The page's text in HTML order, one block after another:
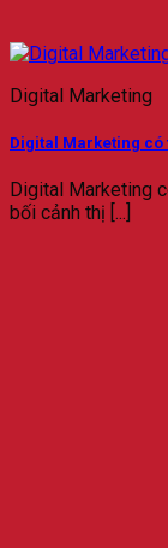
Digital Marketing
Digital Marketing có
Digital Marketing
bối cảnh thị [...]